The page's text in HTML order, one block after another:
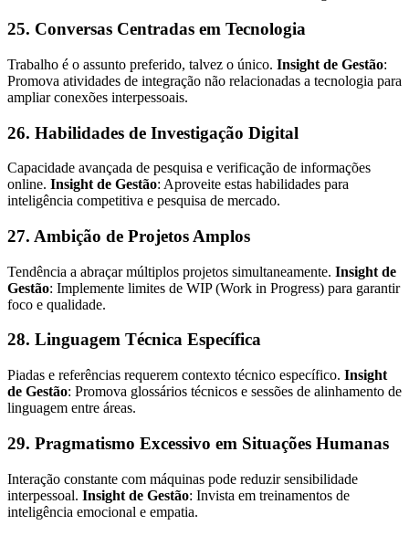
25. Conversas Centradas em Tecnologia
Trabalho é o assunto preferido, talvez o único. Insight de Gestão:
Promova atividades de integração não relacionadas a tecnologia para
ampliar conexões interpessoais.
26. Habilidades de Investigação Digital
Capacidade avançada de pesquisa e verificação de informações
online. Insight de Gestão: Aproveite estas habilidades para
inteligência competitiva e pesquisa de mercado.
27. Ambição de Projetos Amplos
Tendência a abraçar múltiplos projetos simultaneamente. Insight de
Gestão: Implemente limites de WIP (Work in Progress) para garantir
foco e qualidade.
28. Linguagem Técnica Específica
Piadas e referências requerem contexto técnico específico. Insight
de Gestão: Promova glossários técnicos e sessões de alinhamento de
linguagem entre áreas.
29. Pragmatismo Excessivo em Situações Humanas
Interação constante com máquinas pode reduzir sensibilidade
interpessoal. Insight de Gestão: Invista em treinamentos de
inteligência emocional e empatia.